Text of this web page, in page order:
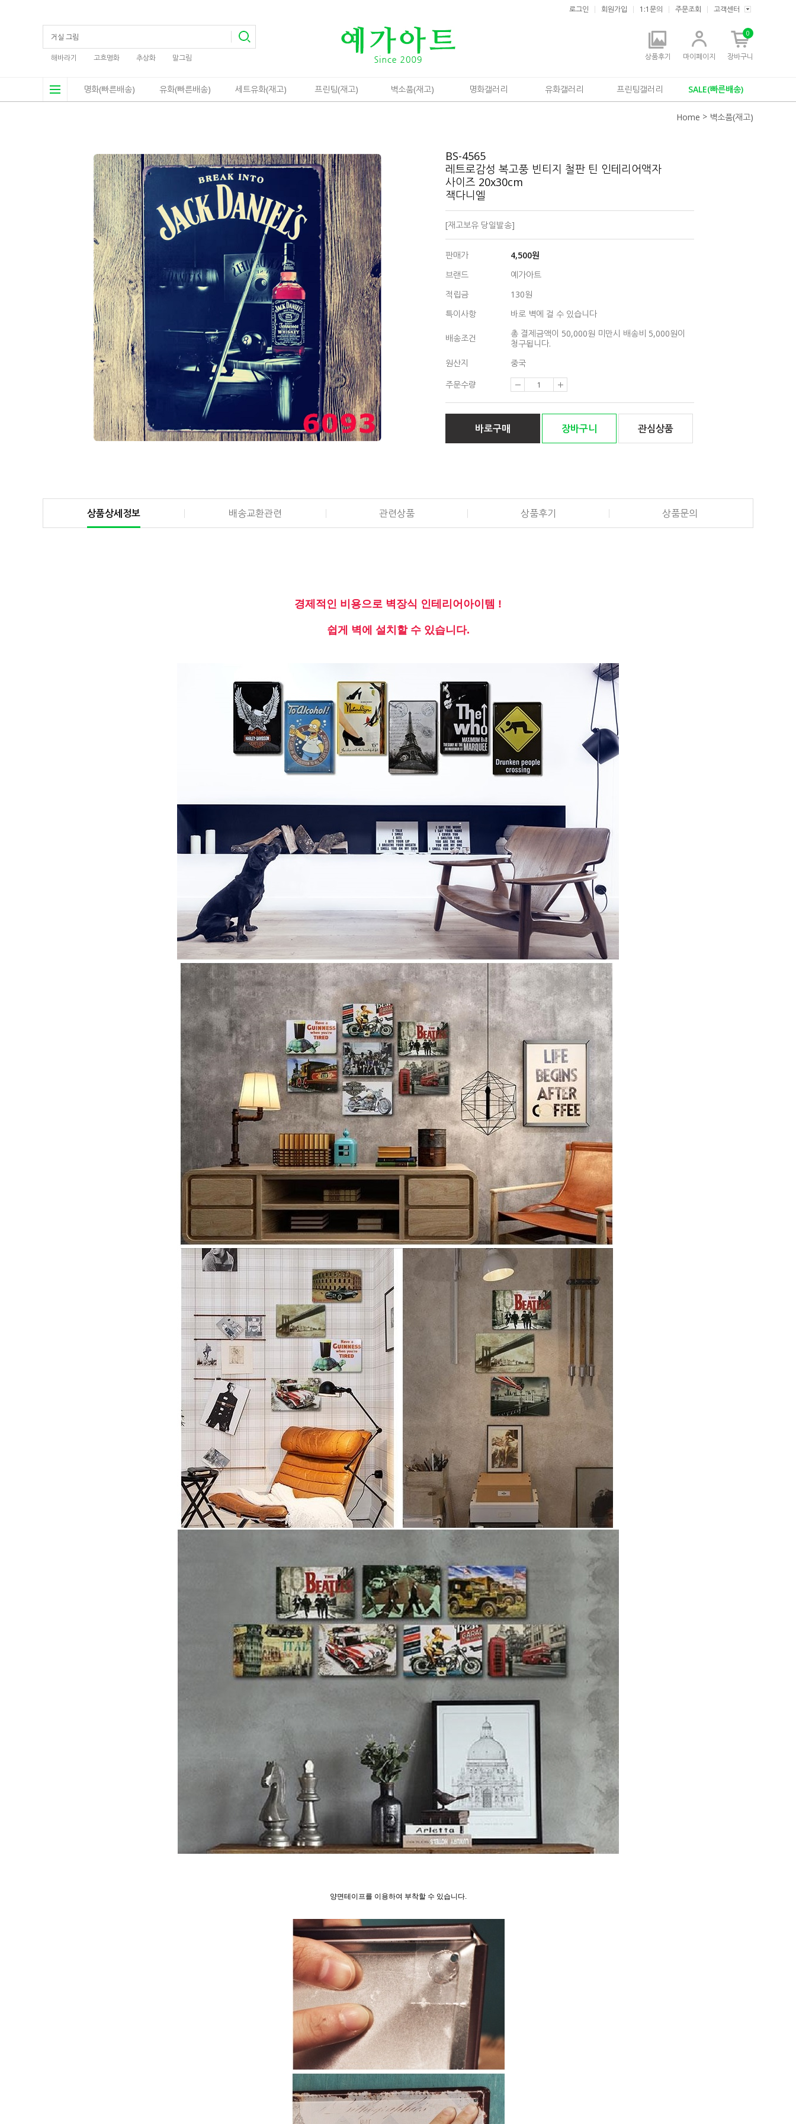
해바라기 고흐명화 추상화 말그림
로그인 회원가입 1:1문의 주문조회 고객센터
상품후기 마이페이지 장바구니
0
명화(빠른배송) 유화(빠른배송) 세트유화(재고) 프린팅(재고) 벽소품(재고) 명화갤러리 유화갤러리 프린팅갤러리 SALE(빠른배송)
Home > 벽소품(재고)
BS-4565
레트로감성 복고풍 빈티지 철판 틴 인테리어액자
사이즈 20x30cm
잭다니엘
[재고보유 당일발송]
판매가 4,500원
브랜드
예가아트
적립금
130원
특이사항
바로 벽에 걸 수 있습니다
배송조건
총 결제금액이 50,000원 미만시 배송비 5,000원이
청구됩니다.
원산지
중국
주문수량
바로구매 장바구니 관심상품
상품상세정보 배송교환관련 관련상품 상품후기 상품문의
경제적인 비용으로 벽장식 인테리어아이템 !
쉽게 벽에 설치할 수 있습니다.
양면테이프를 이용하여 부착할 수 있습니다.